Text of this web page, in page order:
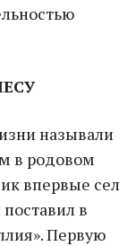
называли
в родовом
впервые сел
в
Первую